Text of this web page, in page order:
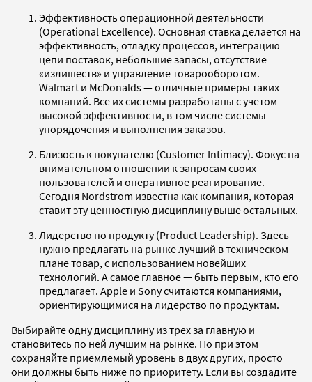
Эффективность операционной деятельности
(Operational Excellence). Основная ставка делается на
эффективность, отладку процессов, интеграцию
цепи поставок, небольшие запасы, отсутствие
«излишеств» и управление товарооборотом.
Walmart и McDonalds — отличные примеры таких
компаний. Все их системы разработаны с учетом
высокой эффективности, в том числе системы
упорядочения и выполнения заказов.
Близость к покупателю (Customer Intimacy). Фокус на
внимательном отношении к запросам своих
пользователей и оперативное реагирование.
Сегодня Nordstrom известна как компания, которая
ставит эту ценностную дисциплину выше остальных.
Лидерство по продукту (Product Leadership). Здесь
нужно предлагать на рынке лучший в техническом
плане товар, с использованием новейших
технологий. А самое главное — быть первым, кто его
предлагает. Apple и Sony считаются компаниями,
ориентирующимися на лидерство по продуктам.
Выбирайте одну дисциплину из трех за главную и
становитесь по ней лучшим на рынке. Но при этом
сохраняйте приемлемый уровень в двух других, просто
они должны быть ниже по приоритету. Если вы создадите